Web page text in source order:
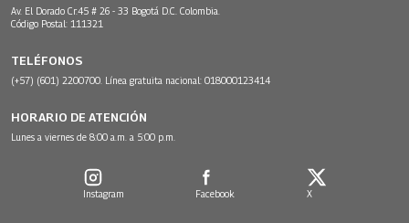
Av. El Dorado Cr.45 # 26 - 33 Bogotá D.C. Colombia.
Código Postal: 111321
TELÉFONOS
(+57) (601) 2200700. Línea gratuita nacional: 018000123414
HORARIO DE ATENCIÓN
Lunes a viernes de 8:00 a.m. a 5:00 p.m.
Instagram Facebook X